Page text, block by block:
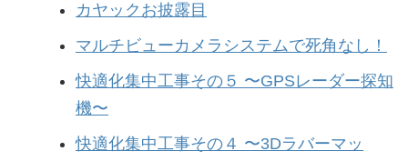
カヤックお披露目
マルチビューカメラシステムで死角なし！
快適化集中工事その５ 〜GPSレーダー探知
機〜
快適化集中工事その４ 〜3Dラバーマッ